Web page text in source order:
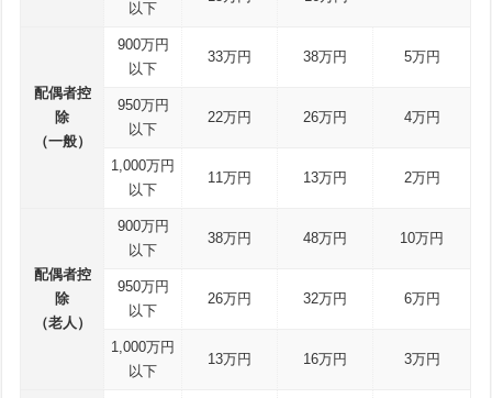
以下
配偶者控
除
（一般）
900万円
以下
33万円 38万円 5万円
950万円
以下
22万円 26万円 4万円
1,000万円
以下
11万円 13万円 2万円
配偶者控
除
（老人）
900万円
以下
38万円 48万円 10万円
950万円
以下
26万円 32万円 6万円
1,000万円
以下
13万円 16万円 3万円